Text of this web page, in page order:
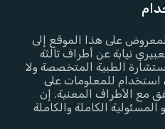
على هذا الموقع إلى
نيابة عن أطراف ثالثة
الطبية المتخصصة ولا
استخدام للمعلومات على
مع الأطراف المعنية. إن
الكاملة والكاملة